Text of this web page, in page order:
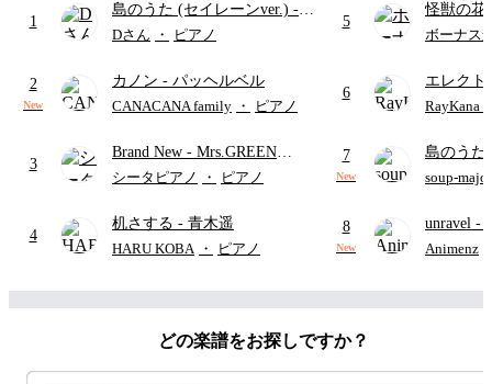
1
島のうた (セイレーンver.) -
セイレーン(CV.鈴木みのり)
ード・ペダル付き/『映画ちい
かわ 人魚の島のひみつ』よ
Dさん ・ ピアノ
2
New
カノン - パッヘルベル
CANACANA family ・ ピアノ
3
Brand New - Mrs.GREEN
APPLE
シータピアノ ・ ピアノ
4
机さする - 青木遥
HARU KOBA
・ ピアノ
5
怪獣の
ードパー
ボーナス
6
エレク
ディズニ
RayKana
7
New
島のうた
映画ちい
soup-majo
8
New
unravel -
雨
Animenz
どの楽譜をお探しですか？